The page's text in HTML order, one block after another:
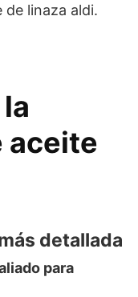
linaza aldi.
aceite
detallada
para